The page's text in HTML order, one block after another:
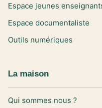
Espace jeunes
Espace documentaliste
Outils numériques
La maison
Qui sommes nous ?